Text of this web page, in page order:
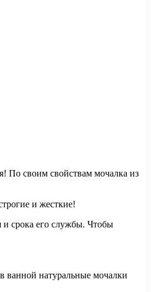
По своим свойствам мочалка из
и жесткие!
и срока его службы. Чтобы
ванной натуральные мочалки